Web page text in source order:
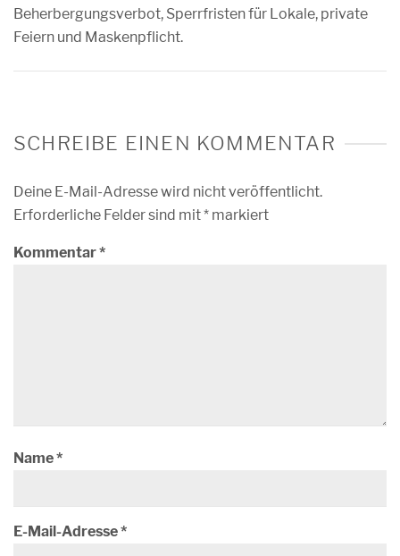
Beherbergungsverbot, Sperrfristen für Lokale, private
Feiern und Maskenpflicht.
SCHREIBE EINEN KOMMENTAR
Deine E-Mail-Adresse wird nicht veröffentlicht.
Erforderliche Felder sind mit* markiert
Kommentar*
Name*
E-Mail-Adresse*